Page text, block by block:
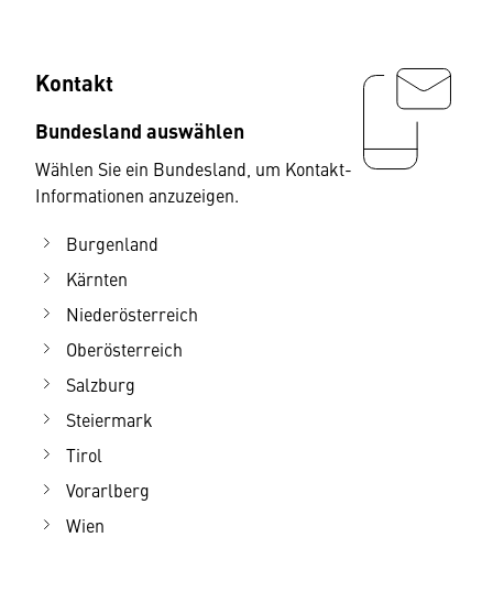
Kontakt
Bundesland auswählen
Wählen Sie ein Bundesland, um Kontakt-
Informationen anzuzeigen.
Burgenland
Kärnten
Niederösterreich
Oberösterreich
Salzburg
Steiermark
Tirol
Vorarlberg
Wien